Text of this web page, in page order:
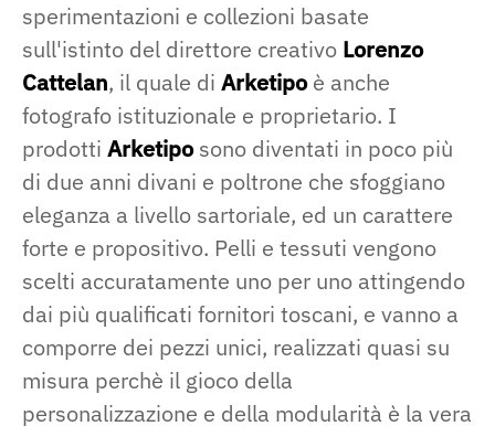
sperimentazioni e collezioni basate
sull'istinto del direttore creativo Lorenzo
Cattelan, il quale di Arketipoè anche
fotografo istituzionale e proprietario. I
prodotti Arketiposono diventati in poco più
di due anni divani e poltrone che sfoggiano
eleganza a livello sartoriale, ed un carattere
forte e propositivo. Pelli e tessuti vengono
scelti accuratamente uno per uno attingendo
dai più qualificati fornitori toscani, e vanno a
comporre dei pezzi unici, realizzati quasi su
misura perchè il gioco della
personalizzazione e della modularità è la vera